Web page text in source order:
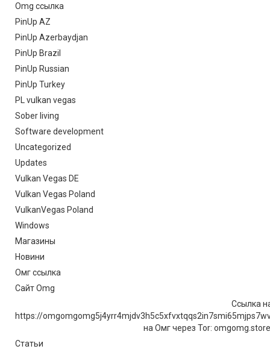
Omg ссылка
PinUp AZ
PinUp Azerbaydjan
PinUp Brazil
PinUp Russian
PinUp Turkey
PL vulkan vegas
Sober living
Software development
Uncategorized
Updates
Vulkan Vegas DE
Vulkan Vegas Poland
VulkanVegas Poland
Windows
Магазины
Новини
Омг ссылка
Сайт Omg
Ссылка
https://
на Омг через Tor:
Статьи